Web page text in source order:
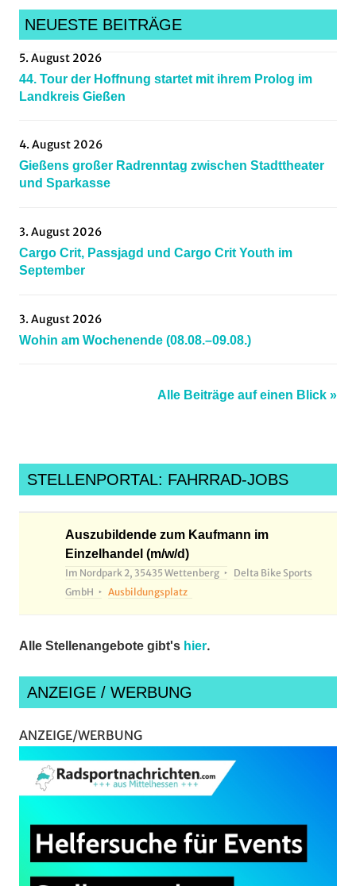
ecycling,
frankfurt,
GermanCycling
Gießen
grupettosüdhessen
hessenradsport
Marburg ,
Mittelhessen
mtbhessencup
Oberursel
rsvmarburg,
rvkleinlinden
schwanenteichparkrun,
socialride,
socialrides,
tvhomberg,
veranstaltungen,
waw,
westfalenwinterbiketrophy
NEUESTE BEITRÄGE
5. August 2026
44. Tour der Hoffnung startet mit ihrem Prolog im
Landkreis Gießen
4. August 2026
Gießens großer Radrenntag zwischen Stadttheater
und Sparkasse
3. August 2026
Cargo Crit, Passjagd und Cargo Crit Youth im
September
3. August 2026
Wohin am Wochenende (08.08.–09.08.)
Alle Beiträge auf einen Blick »
STELLENPORTAL: FAHRRAD-JOBS
Auszubildende zum Kaufmann im
Einzelhandel (m/w/d)
Im Nordpark 2, 35435 Wettenberg
Delta Bike Sports
GmbH
Ausbildungsplatz
Alle Stellenangebote gibt's hier.
ANZEIGE / WERBUNG
ANZEIGE/WERBUNG